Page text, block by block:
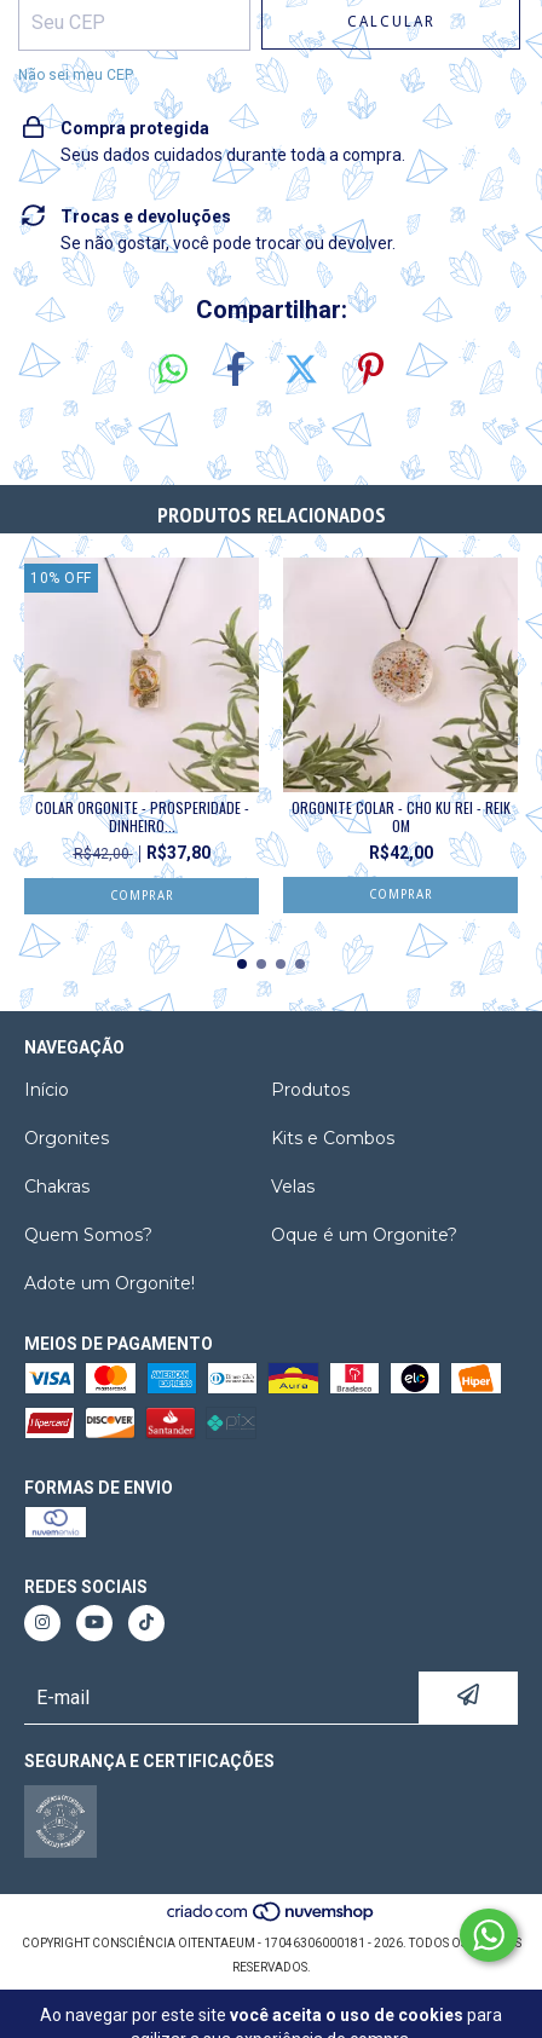
Ao navegar por este site você aceita o uso de cookies para
CALCULAR
Não sei meu CEP
Compra protegida
Seus dados cuidados durante toda a compra.
Trocas e devoluções
Se não gostar, você pode trocar ou devolver.
Compartilhar:
PRODUTOS RELACIONADOS
10% OFF
COLAR ORGONITE - PROSPERIDADE -
DINHEIRO...
R$42,00 R$37,80
ORGONITE COLAR - CHO KU REI - REIK
OM
R$42,00
NAVEGAÇÃO
Início Produtos
Orgonites Kits e Combos
Chakras Velas
Quem Somos? Oque é um Orgonite?
Adote um Orgonite!
MEIOS DE PAGAMENTO
FORMAS DE ENVIO
REDES SOCIAIS
SEGURANÇA E CERTIFICAÇÕES
COPYRIGHT CONSCIÊNCIA OITENTAEUM - 17046306000181 - 2026. TODOS OS DIREITOS
RESERVADOS.